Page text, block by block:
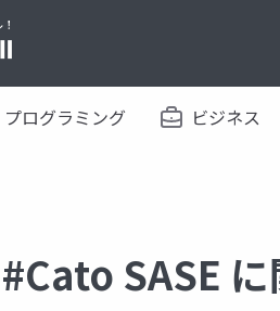
プログラミング ビジネス
SASE